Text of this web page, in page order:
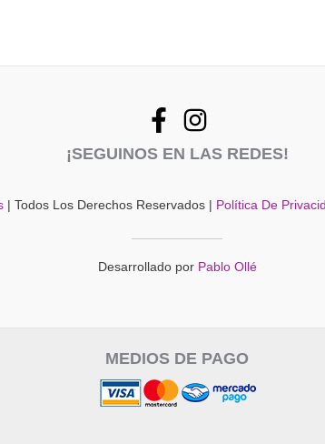
¡SEGUINOS EN LAS REDES!
| Todos Los Derechos Reservados | Política De
Desarrollado por Pablo Ollé
MEDIOS DE PAGO